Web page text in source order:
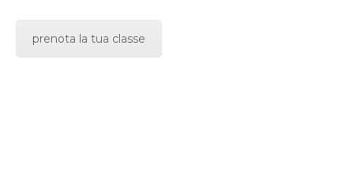
prenota la tua classe